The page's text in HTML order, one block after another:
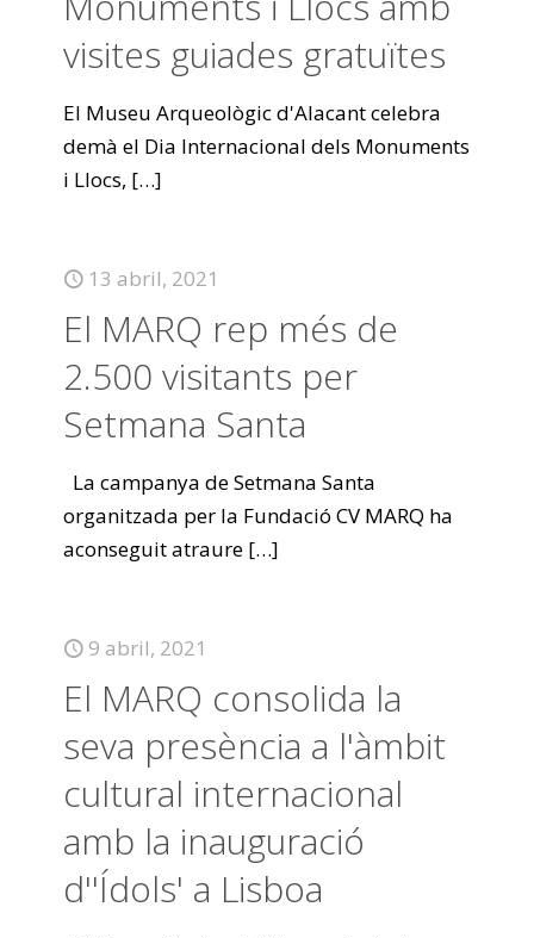
visites guiades gratuïtes
El Museu Arqueològic d'Alacant celebra
demà el Dia Internacional dels Monuments
i Llocs, […]
13 abril, 2021
El MARQ rep més de
2.500 visitants per
Setmana Santa
La campanya de Setmana Santa
organitzada per la Fundació CV MARQ ha
aconseguit atraure […]
9 abril, 2021
El MARQ consolida la
seva presència a l'àmbit
cultural internacional
amb la inauguració
d''Ídols' a Lisboa